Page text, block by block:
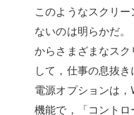
このようなスクリ
ないのは明らかだ
からさまざまなス
して，仕事の息抜
電源オプションは
機能で，「コント